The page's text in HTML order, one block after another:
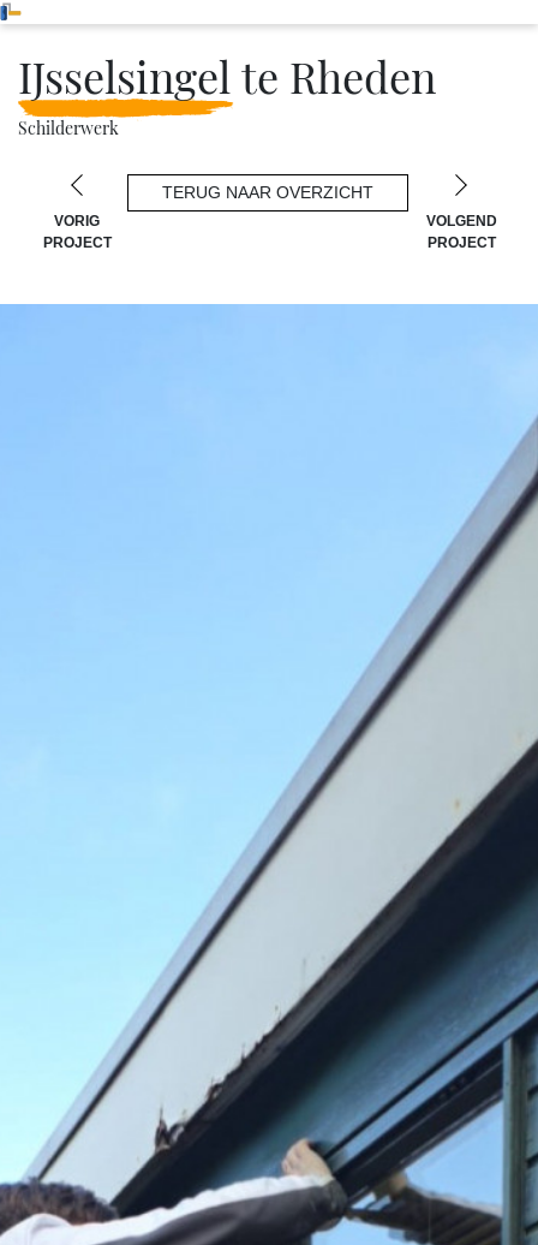
IJsselsingel te Rheden
Schilderwerk
VORIG
PROJECT
TERUG NAAR OVERZICHT
VOLGEND
PROJECT